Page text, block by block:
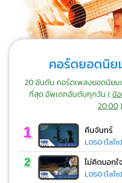
คอร์ดยอดนิย
20 อันดับ คอร์ดเพลงยอดนิยม
ที่สุด อัพเดทอันดับทุกวัน (ข้
20:00)
1 คืนจันทร์
LOSO (โลโซ)
2 ไม่คิดนอก
LOSO (โลโซ)